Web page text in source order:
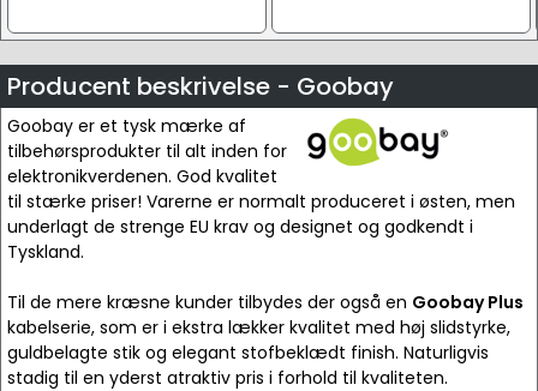
Producent beskrivelse - Goobay
Goobay er et tysk mærke af
tilbehørsprodukter til alt inden for
elektronikverdenen. God kvalitet
til stærke priser! Varerne er normalt produceret i østen, men
underlagt de strenge EU krav og designet og godkendt i
Tyskland.
Til de mere kræsne kunder tilbydes der også en Goobay Plus
kabelserie, som er i ekstra lækker kvalitet med høj slidstyrke,
guldbelagte stik og elegant stofbeklædt finish. Naturligvis
stadig til en yderst atraktiv pris i forhold til kvaliteten.